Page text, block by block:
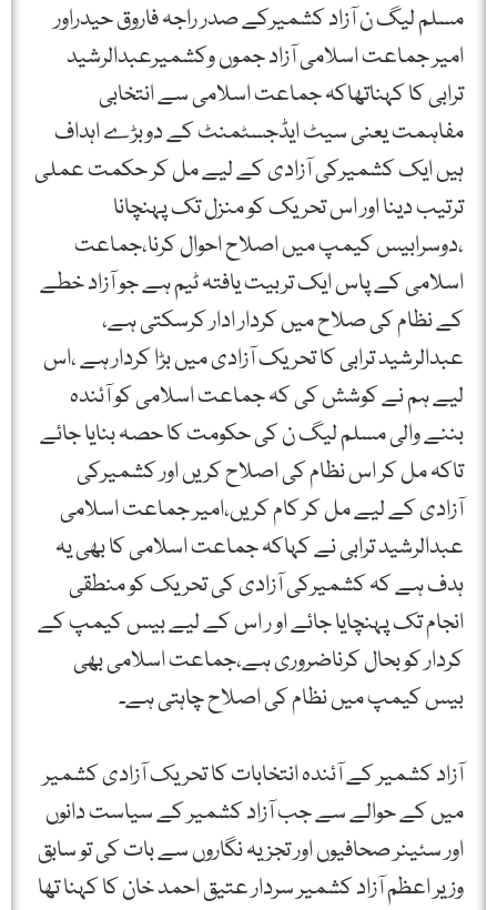
مسلم لیگ ن آزاد کشمیرکے صدر راجہ فاروق حیدراور
امیر جماعت اسلامی آزاد جموں وکشمیرعبدالرشید
ترابی کا کہناتھاکہ جماعت اسلامی سے انتخابی
مفاہمت یعنی سیٹ ایڈجسٹمنٹ کے دوبڑے اہداف
ہیں ایک کشمیرکی آزادی کے لیے مل کر حکمت عملی
ترتیب دینا اور اس تحریک کو منزل تک پہنچانا
،دوسرابیس کیمپ میں اصلاح احوال کرنا،جماعت
اسلامی کے پاس ایک تربیت یافتہ ٹیم ہے جو آزاد خطے
کے نظام کی صلاح میں کردار ادار کرسکتی ہے،
عبدالرشید ترابی کا تحریک آزادی میں بڑا کردار ہے ،اس
لیے ہم نے کوشش کی کہ جماعت اسلامی کو آئندہ
بننے والی مسلم لیگ ن کی حکومت کا حصہ بنایا جائے
تاکہ مل کر اس نظام کی اصلاح کریں اور کشمیرکی
آزادی کے لیے مل کر کام کریں،امیر جماعت اسلامی
عبدالرشید ترابی نے کہاکہ جماعت اسلامی کا بھی یہ
ہدف ہے کہ کشمیرکی آزادی کی تحریک کو منطقی
انجام تک پہنچایا جائے او ر اس کے لیے بیس کیمپ کے
کردار کو بحال کرناضروری ہے،جماعت اسلامی بھی
بیس کیمپ میں نظام کی اصلاح چاہتی ہے۔
آزاد کشمیر کے آئندہ انتخابات کا تحریک آزادی کشمیر
میں کے حوالے سے جب آزاد کشمیر کے سیاست دانوں
اور سئینر صحافیوں اور تجزیہ نگاروں سے بات کی تو سابق
وزیر اعظم آزاد کشمیر سردار عتیق احمد خان کا کہنا تھا